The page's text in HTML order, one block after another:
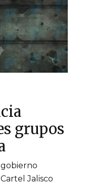
grupos
Jalisco